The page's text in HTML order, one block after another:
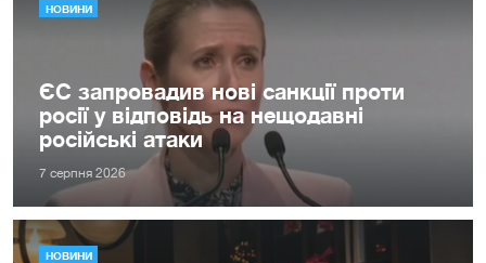
НОВИНИ
ЄС запровадив нові санкції проти
росії у відповідь на нещодавні
російські атаки
7 серпня 2026
НОВИНИ